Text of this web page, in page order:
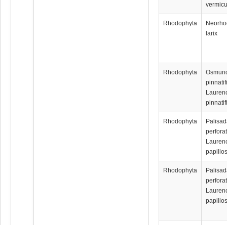
Rhodophyta
larix
Rhodophyta
Rhodophyta
Rhodophyta